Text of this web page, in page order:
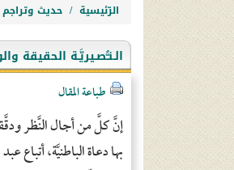
الرّئيسية حديث وتراجم
الـنـُّصـيريَّـة الحقيقة
طباعة المقال
إنَّ كلَّ من أجال النَّظر
بها دعاة الباطنيَّة،